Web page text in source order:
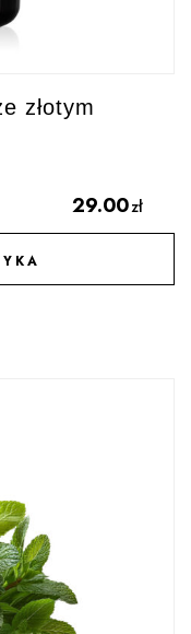
złotym
29.00zł